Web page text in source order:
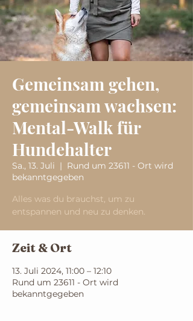
Gemeinsam gehen,
gemeinsam wachsen:
Mental-Walk für
Hundehalter
Sa., 13. Juli
  |
Rund um 23611 - Ort wird
bekanntgegeben
Alles was du brauchst, um zu
entspannen und neu zu denken.
Zeit & Ort
13. Juli 2024, 11:00 – 12:10
Rund um 23611 - Ort wird
bekanntgegeben